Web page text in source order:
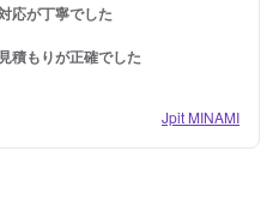
応が丁寧でした
見積もりが正確でした
Jpit MINAMI